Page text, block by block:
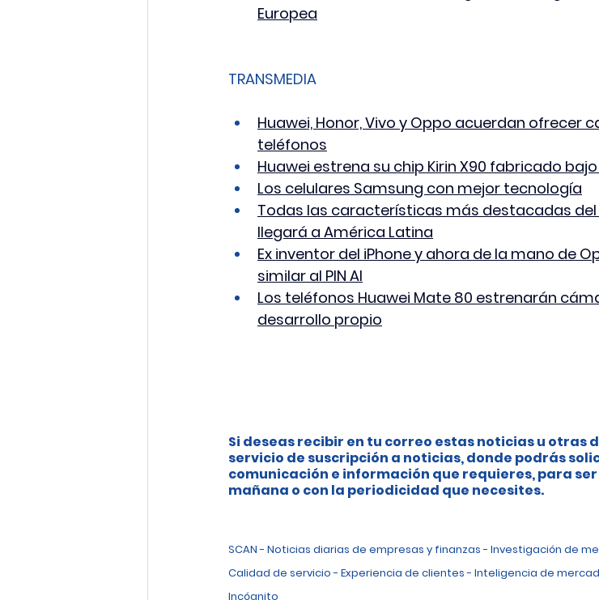
Europea
TRANSMEDIA
Huawei, Honor, Vivo y Oppo acuerdan ofrecer
teléfonos
Huawei estrena su chip Kirin X90 fabricado
Los celulares Samsung con mejor tecnología
Todas las características más destacadas del
llegará a América Latina
Ex inventor del iPhone y ahora de la mano de
similar al PIN AI
Los teléfonos Huawei Mate 80 estrenarán
desarrollo propio
Si deseas recibir en tu correo estas noticias u otras
servicio de suscripción a noticias, donde podrás
comunicación e información que requieres, para
mañana o con la periodicidad que necesites.
SCAN - Noticias diarias de empresas y finanzas - Investigación de
Calidad de servicio - Experiencia de clientes - Inteligencia de
Incógnito